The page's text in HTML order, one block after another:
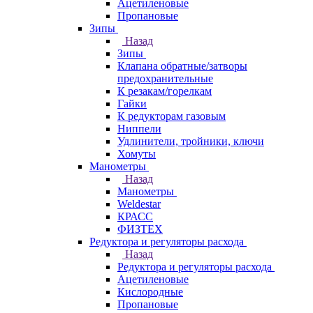
Ацетиленовые
Пропановые
Зипы
Назад
Зипы
Клапана обратные/затворы
предохранительные
К резакам/горелкам
Гайки
К редукторам газовым
Ниппели
Удлинители, тройники, ключи
Хомуты
Манометры
Назад
Манометры
Weldestar
КРАСС
ФИЗТЕХ
Редуктора и регуляторы расхода
Назад
Редуктора и регуляторы расхода
Ацетиленовые
Кислородные
Пропановые